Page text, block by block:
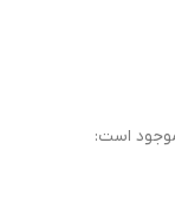
است: